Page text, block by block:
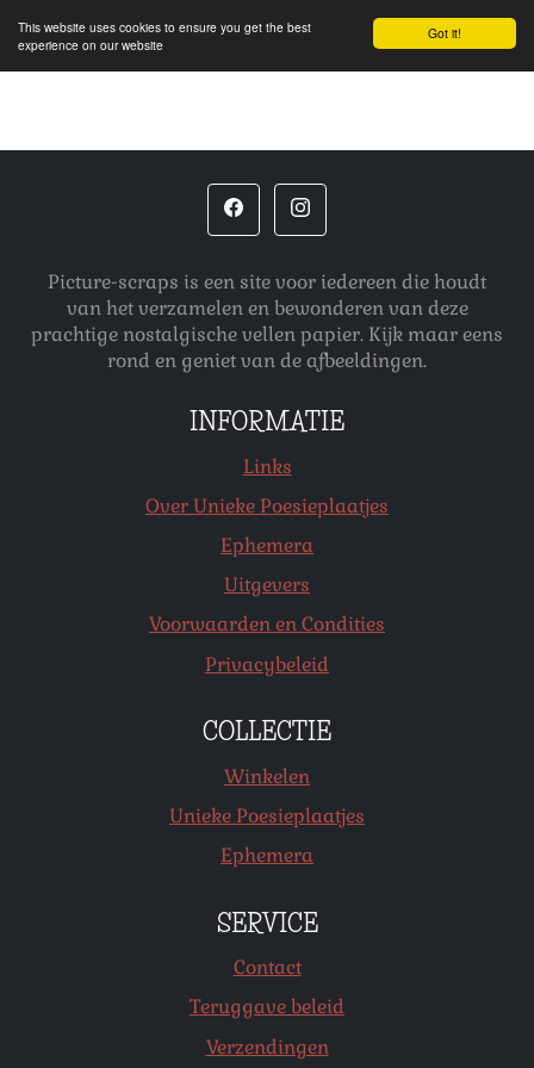
Got it!
This website uses cookies to ensure you get the best
experience on our website
Picture-scraps is een site voor iedereen die houdt
van het verzamelen en bewonderen van deze
prachtige nostalgische vellen papier. Kijk maar eens
rond en geniet van de afbeeldingen.
INFORMATIE
Links
Over Unieke Poesieplaatjes
Ephemera
Uitgevers
Voorwaarden en Condities
Privacybeleid
COLLECTIE
Winkelen
Unieke Poesieplaatjes
Ephemera
SERVICE
Contact
Teruggave beleid
Verzendingen